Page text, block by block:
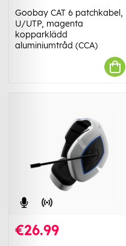
Goobay CAT 6 patchkabel,
U/UTP, magenta
kopparklädd
aluminiumtråd (CCA)
€26.99